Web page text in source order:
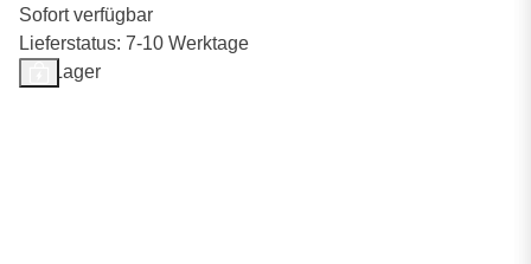
Sofort verfügbar
Lieferstatus: 7-10 Werktage
Auf Lager